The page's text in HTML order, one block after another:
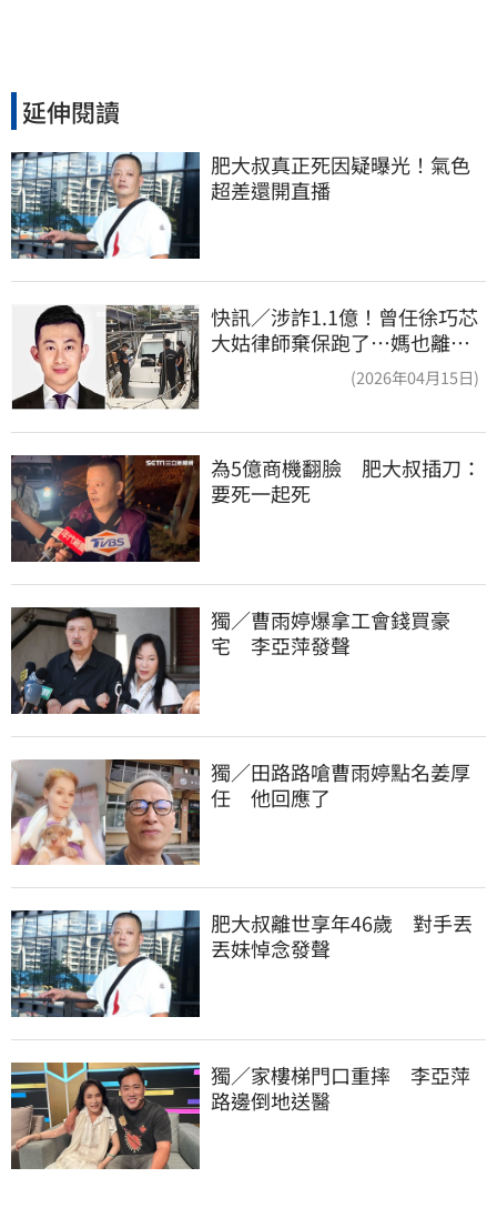
延伸閱讀
肥大叔真正死因疑曝光！氣色
超差還開直播
快訊／涉詐1.1億！曾任徐巧芯
大姑律師棄保跑了…媽也離
(2026年04月15日)
為5億商機翻臉　肥大叔插刀：
要死一起死
獨／曹雨婷爆拿工會錢買豪
宅　李亞萍發聲
獨／田路路嗆曹雨婷點名姜厚
任　他回應了
肥大叔離世享年46歲　對手丟
丟妹悼念發聲
獨／家樓梯門口重摔　李亞萍
路邊倒地送醫